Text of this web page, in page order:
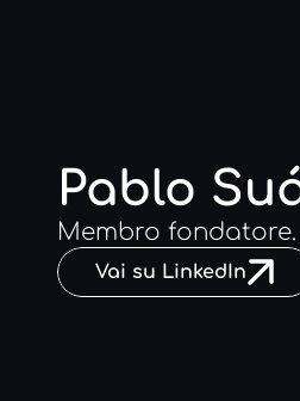
Pablo
Membro
Vai su LinkedIn